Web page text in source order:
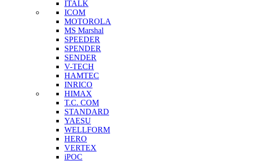
ITALK
ICOM
MOTOROLA
MS Marshal
SPEEDER
SPENDER
SENDER
V-TECH
HAMTEC
INRICO
HIMAX
T.C. COM
STANDARD
YAESU
WELLFORM
HERO
VERTEX
iPOC